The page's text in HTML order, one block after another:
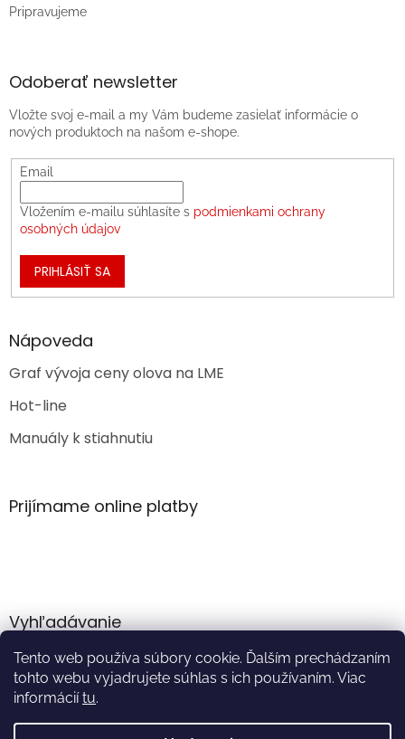
Tento web používa súbory cookie. Ďalším prechádzaním
tohto webu vyjadrujete súhlas s ich používaním. Viac
informáciítu.
Pripravujeme
Odoberať newsletter
Vložte svoj e-mail a my Vám budeme zasielať informácie o
nových produktoch na našom e-shope.
Email
Vložením e-mailu súhlasíte s podmienkami ochrany
osobných údajov
PRIHLÁSIŤ SA
Nápoveda
Graf vývoja ceny olova na LME
Hot-line
Manuály k stiahnutiu
Prijímame online platby
Vyhľadávanie
HĽADAŤ